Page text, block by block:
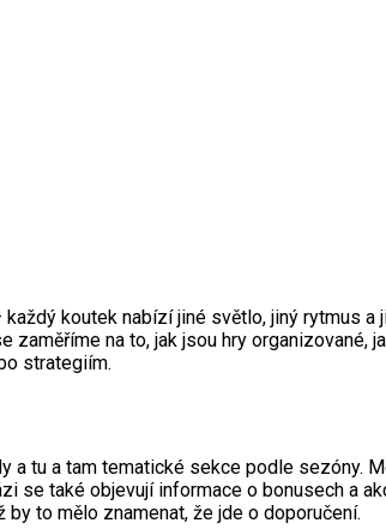
koutek nabízí jiné světlo, jiný rytmus
na to, jak jsou hry
strategiím.
a tu a tam tematické sekce podle sezóny.
se také objevují informace o bonusech a
to mělo znamenat, že jde o doporučení.